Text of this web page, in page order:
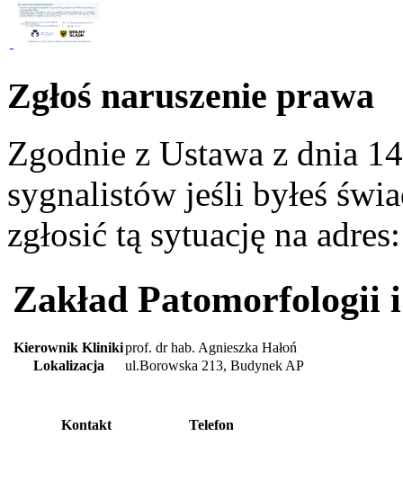
Zgłoś naruszenie prawa
Zgodnie z Ustawa z dnia
sygnalistów jeśli byłeś
zgłosić tą sytuację na
Zakład
Kierownik Klinikiprof. dr hab. Agnieszka Hałoń
Lokalizacja
ul.Borowska 213, Budynek AP
Kontakt Telefon